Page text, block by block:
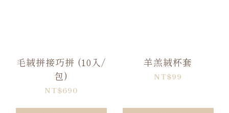
毛絨拼接巧拼 (10入/
包)
NT$690
羊羔絨杯套
NT$99